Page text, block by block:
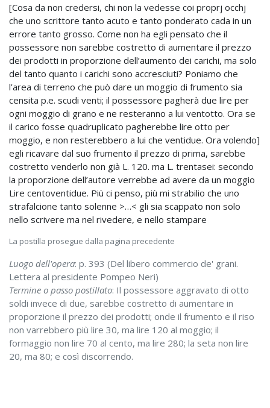
[Cosa da non credersi, chi non la vedesse coi proprj occhj
che uno scrittore tanto acuto e tanto ponderato cada in un
errore tanto grosso. Come non ha egli pensato che il
possessore non sarebbe costretto di aumentare il prezzo
dei prodotti in proporzione dell’aumento dei carichi, ma solo
del tanto quanto i carichi sono accresciuti? Poniamo che
l’area di terreno che può dare un moggio di frumento sia
censita p.e. scudi venti; il possessore pagherà due lire per
ogni moggio di grano e ne resteranno a lui ventotto. Ora se
il carico fosse quadruplicato pagherebbe lire otto per
moggio, e non resterebbero a lui che ventidue. Ora volendo]
egli ricavare dal suo frumento il prezzo di prima, sarebbe
costretto venderlo non già L. 120. ma L. trentasei: secondo
la proporzione dell’autore verrebbe ad avere da un moggio
Lire centoventidue. Più ci penso, più mi strabilio che uno
strafalcione tanto solenne >…< gli sia scappato non solo
nello scrivere ma nel rivedere, e nello stampare
La postilla prosegue dalla pagina precedente
Luogo dell'opera: p. 393 (Del libero commercio de' grani.
Lettera al presidente Pompeo Neri)
Termine o passo postillato: Il possessore aggravato di otto
soldi invece di due, sarebbe costretto di aumentare in
proporzione il prezzo dei prodotti; onde il frumento e il riso
non varrebbero più lire 30, ma lire 120 al moggio; il
formaggio non lire 70 al cento, ma lire 280; la seta non lire
20, ma 80; e così discorrendo.